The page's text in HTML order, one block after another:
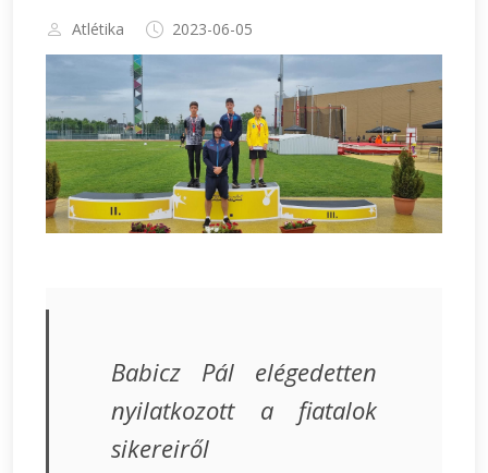
Atlétika 2023-06-05
Babicz Pál elégedetten
nyilatkozott a fiatalok
sikereiről